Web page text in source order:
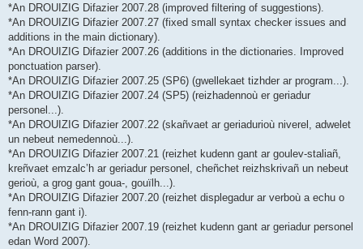
*An DROUIZIG Difazier 2007.28 (improved filtering of suggestions).
*An DROUIZIG Difazier 2007.27 (fixed small syntax checker issues and
additions in the main dictionary).
*An DROUIZIG Difazier 2007.26 (additions in the dictionaries. Improved
ponctuation parser).
*An DROUIZIG Difazier 2007.25 (SP6) (gwellekaet tizhder ar program...).
*An DROUIZIG Difazier 2007.24 (SP5) (reizhadennoù er geriadur
personel...).
*An DROUIZIG Difazier 2007.22 (skañvaet ar geriadurioù niverel, adwelet
un nebeut nemedennoù...).
*An DROUIZIG Difazier 2007.21 (reizhet kudenn gant ar goulev-staliañ,
kreñvaet emzalc’h ar geriadur personel, cheñchet reizhskrivañ un nebeut
gerioù, a grog gant goua-, gouïlh...).
*An DROUIZIG Difazier 2007.20 (reizhet displegadur ar verboù a echu o
fenn-rann gant i).
*An DROUIZIG Difazier 2007.19 (reizhet kudenn gant ar geriadur personel
edan Word 2007).